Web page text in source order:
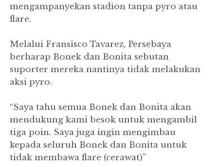
mengampanyekan stadion tanpa pyro atau
flare.
Melalui Fransisco Tavarez, Persebaya
berharap Bonek dan Bonita sebutan
suporter mereka nantinya tidak melakukan
aksi pyro.
“Saya tahu semua Bonek dan Bonita akan
mendukung kami besok untuk mengambil
tiga poin. Saya juga ingin mengimbau
kepada seluruh Bonek dan Bonita untuk
tidak membawa flare (cerawat)”